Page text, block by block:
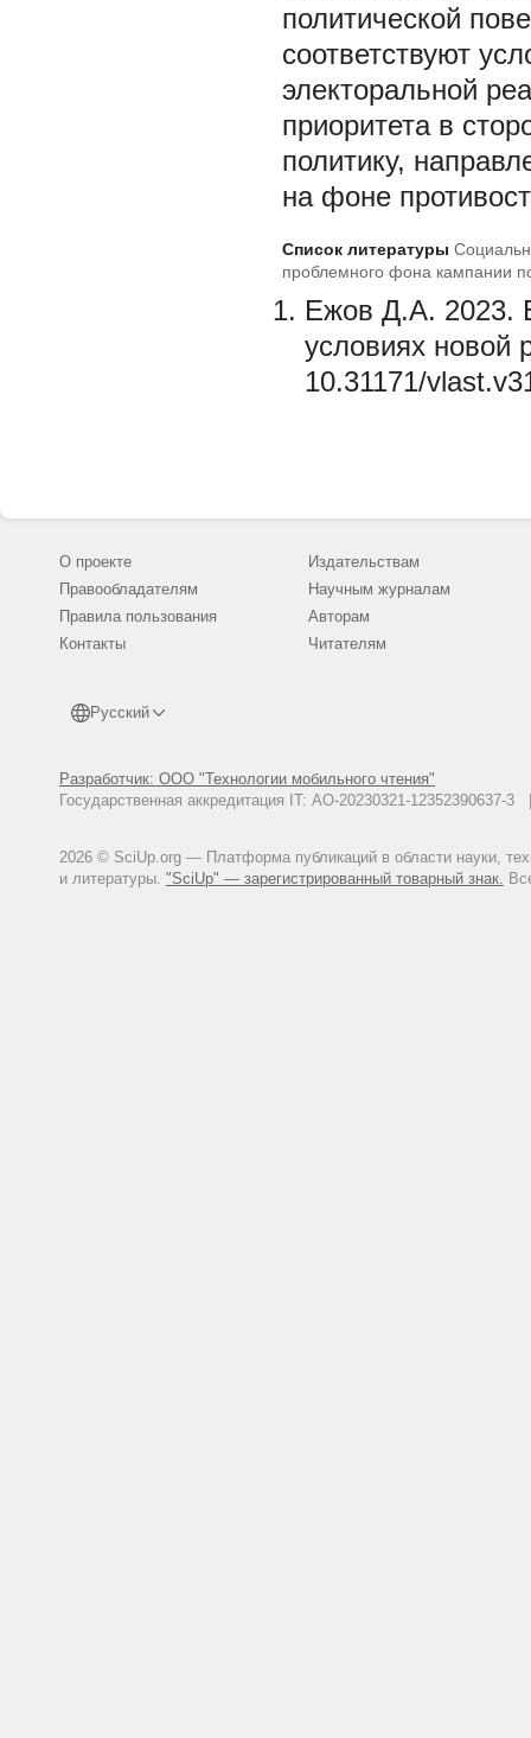
политической
соответствуют
электоральной
приоритета в
политику,
на фоне
Список литературы
проблемного фона кампании
Ежов Д.А. 2023.
условиях новой
10.31171/
О проекте
Правообладателям
Правила пользования
Контакты
Русский
Разработчик: ООО "Технологии мобильного чтения"
Государственная аккредитация IT: АО-20230321-
2026 © SciUp.org — Платформа публикаций в области науки,
и литературы. "SciUp" — зарегистрированный товарный знак.
Издательствам
Научным журналам
Авторам
Читателям